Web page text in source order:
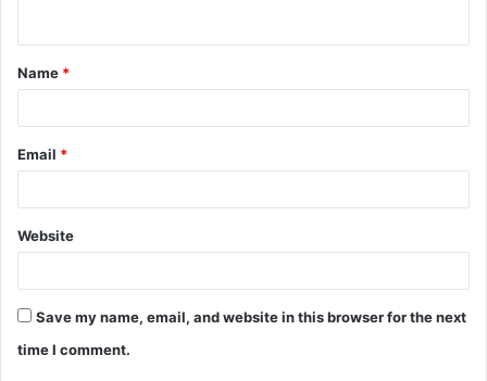
t
*
Name *
Email *
Website
Save my name, email, and website in this browser for the next
time I comment.